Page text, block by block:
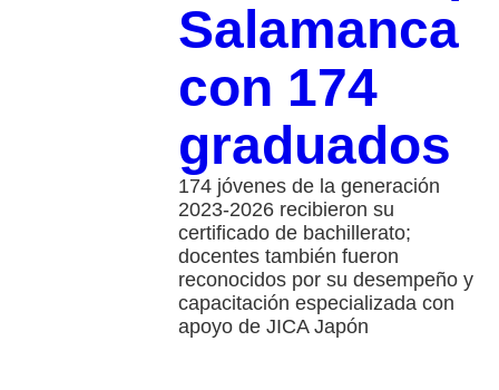
Salamanca
con 174
graduados
174 jóvenes de la generación
2023-2026 recibieron su
certificado de bachillerato;
docentes también fueron
reconocidos por su desempeño y
capacitación especializada con
apoyo de JICA Japón